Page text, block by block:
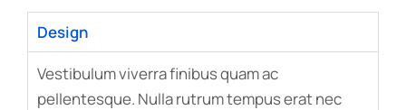
Design
Vestibulum viverra finibus quam ac
pellentesque. Nulla rutrum tempus erat nec